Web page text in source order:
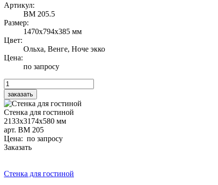
Артикул:
ВМ 205.5
Размер:
1470х794х385 мм
Цвет:
Ольха, Венге, Ноче экко
Цена:
по запросу
Стенка для гостиной
2133х3174х580 мм
арт. ВМ 205
Цена: по запросу
Заказать
Стенка для гостиной